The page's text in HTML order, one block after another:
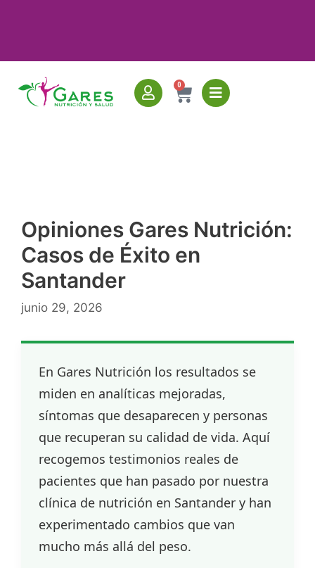
0
Opiniones Gares Nutrición:
Casos de Éxito en
Santander
junio 29, 2026
En Gares Nutrición los resultados se
miden en analíticas mejoradas,
síntomas que desaparecen y personas
que recuperan su calidad de vida. Aquí
recogemos testimonios reales de
pacientes que han pasado por nuestra
clínica de nutrición en Santander y han
experimentado cambios que van
mucho más allá del peso.